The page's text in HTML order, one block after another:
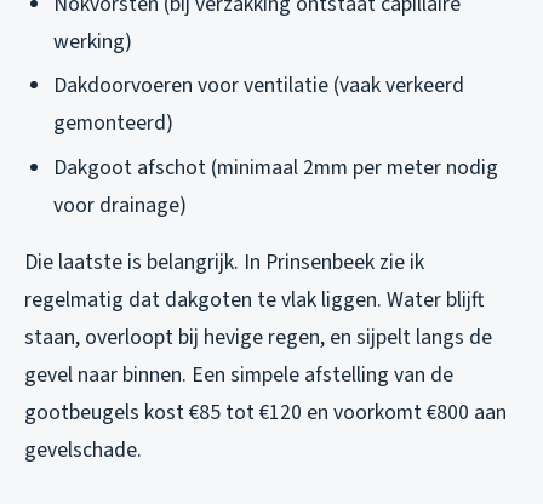
werking)
Dakdoorvoeren voor ventilatie (vaak verkeerd
gemonteerd)
Dakgoot afschot (minimaal 2mm per meter nodig
voor drainage)
Die laatste is belangrijk. In Prinsenbeek zie ik
regelmatig dat dakgoten te vlak liggen. Water blijft
staan, overloopt bij hevige regen, en sijpelt langs de
gevel naar binnen. Een simpele afstelling van de
gootbeugels kost €85 tot €120 en voorkomt €800 aan
gevelschade.